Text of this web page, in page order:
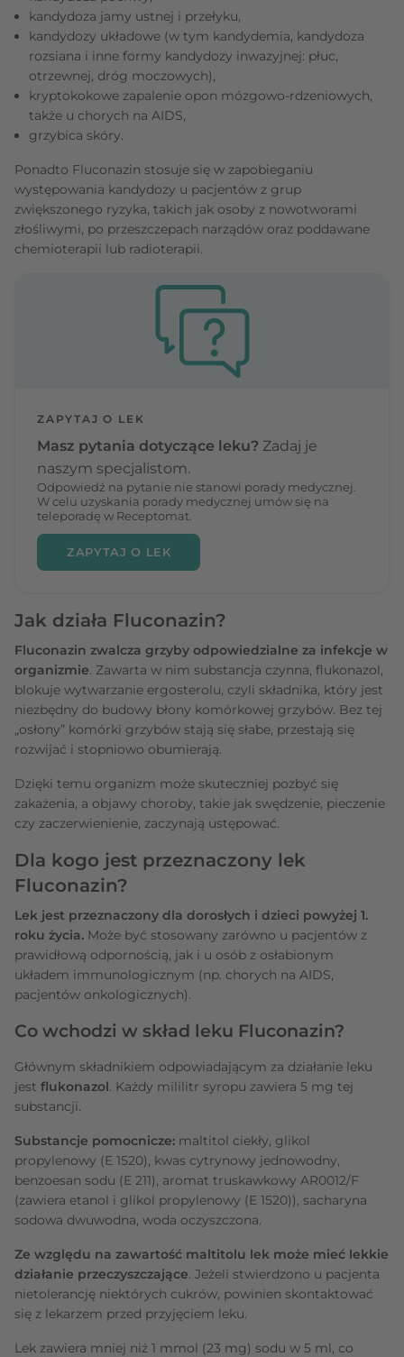
kandydoza jamy ustnej i przełyku,
kandydozy układowe (w tym kandydemia, kandydoza
rozsiana i inne formy kandydozy inwazyjnej: płuc,
otrzewnej, dróg moczowych),
kryptokokowe zapalenie opon mózgowo-rdzeniowych,
także u chorych na AIDS,
grzybica skóry.
Ponadto Fluconazin stosuje się w zapobieganiu
występowania kandydozy u pacjentów z grup
zwiększonego ryzyka, takich jak osoby z nowotworami
złośliwymi, po przeszczepach narządów oraz poddawane
chemioterapii lub radioterapii.
ZAPYTAJ O LEK
Masz pytania dotyczące leku? Zadaj je
naszym specjalistom.
Odpowiedź na pytanie nie stanowi porady medycznej.
W celu uzyskania porady medycznej umów się na
teleporadę w Receptomat.
ZAPYTAJ O LEK
Jak działa Fluconazin?
Fluconazin zwalcza grzyby odpowiedzialne za infekcje w
organizmie. Zawarta w nim substancja czynna, flukonazol,
blokuje wytwarzanie ergosterolu, czyli składnika, który jest
niezbędny do budowy błony komórkowej grzybów. Bez tej
„osłony” komórki grzybów stają się słabe, przestają się
rozwijać i stopniowo obumierają.
Dzięki temu organizm może skuteczniej pozbyć się
zakażenia, a objawy choroby, takie jak swędzenie, pieczenie
czy zaczerwienienie, zaczynają ustępować.
Dla kogo jest przeznaczony lek
Fluconazin?
Lek jest przeznaczony dla dorosłych i dzieci powyżej 1.
roku życia. Może być stosowany zarówno u pacjentów z
prawidłową odpornością, jak i u osób z osłabionym
układem immunologicznym (np. chorych na AIDS,
pacjentów onkologicznych).
Co wchodzi w skład leku Fluconazin?
Głównym składnikiem odpowiadającym za działanie leku
jest flukonazol. Każdy mililitr syropu zawiera 5 mg tej
substancji.
Substancje pomocnicze: maltitol ciekły, glikol
propylenowy (E 1520), kwas cytrynowy jednowodny,
benzoesan sodu (E 211), aromat truskawkowy AR0012/F
(zawiera etanol i glikol propylenowy (E 1520)), sacharyna
sodowa dwuwodna, woda oczyszczona.
Ze względu na zawartość maltitolu lek może mieć lekkie
działanie przeczyszczające. Jeżeli stwierdzono u pacjenta
nietolerancję niektórych cukrów, powinien skontaktować
się z lekarzem przed przyjęciem leku.
Lek zawiera mniej niż 1 mmol (23 mg) sodu w 5 ml, co